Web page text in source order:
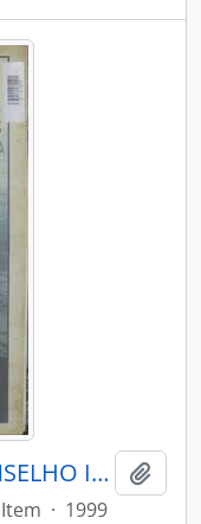
PORANTIM - BRASÍLIA CONSELHO INDIGENISTA MISSIONÁRIO - 1999 - Nº213
Item · 1999